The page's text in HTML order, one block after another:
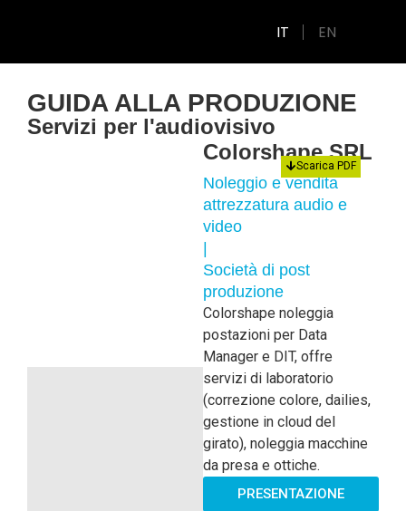
IT EN
GUIDA ALLA PRODUZIONE
Servizi per l'audiovisivo
Scarica PDF
Colorshape SRL
Noleggio e vendita
attrezzatura audio e
video
Società di post
produzione
Colorshape noleggia
postazioni per Data
Manager e DIT, offre
servizi di laboratorio
(correzione colore, dailies,
gestione in cloud del
girato), noleggia macchine
da presa e ottiche.
PRESENTAZIONE